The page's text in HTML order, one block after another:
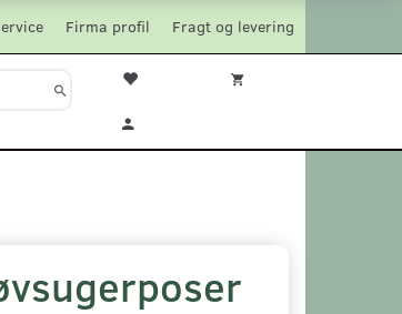
Fragt og levering
Firma profil